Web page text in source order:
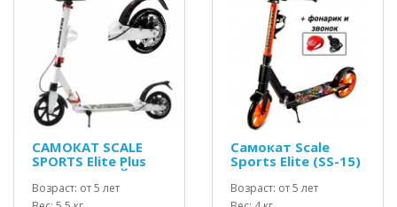
САМОКАТ SCALE
SPORTS Elite Plus
(ss-04) БЕЛЫЙ
Возраст: от 5 лет
Самокат Scale
Sports Elite (SS-15)
Оранжевый + Led
фонарик
Возраст: от 5 лет